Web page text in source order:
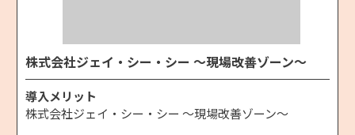
株式会社ジェイ・シー・シー ～現場改善ゾーン～
導入メリット
株式会社ジェイ・シー・シー ～現場改善ゾーン～